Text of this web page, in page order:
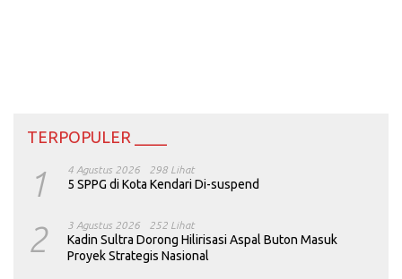
TERPOPULER ____
1 4 Agustus 2026 298 Lihat
5 SPPG di Kota Kendari Di-suspend
2 3 Agustus 2026 252 Lihat
Kadin Sultra Dorong Hilirisasi Aspal Buton Masuk
Proyek Strategis Nasional